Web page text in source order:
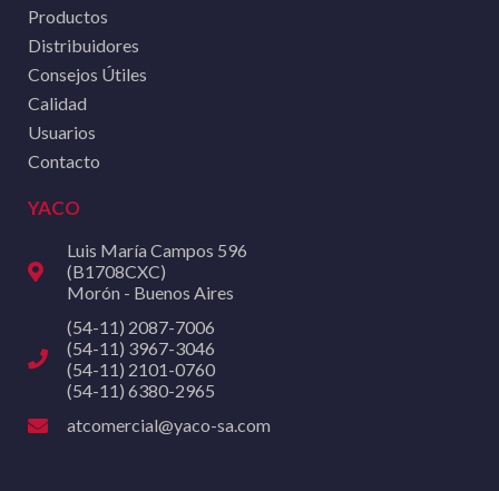
Productos
Distribuidores
Consejos Útiles
Calidad
Usuarios
Contacto
YACO
Luis María Campos 596
(B1708CXC)
Morón - Buenos Aires
(54-11) 2087-7006
(54-11) 3967-3046
(54-11) 2101-0760
(54-11) 6380-2965
atcomercial@yaco-sa.com